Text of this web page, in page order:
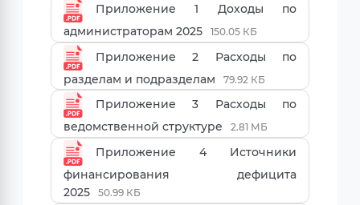
Приложение 1 Доходы по
администраторам 2025
150.05 КБ
Приложение 2 Расходы по
разделам и подразделам
79.92 КБ
Приложение 3 Расходы по
ведомственной структуре
2.81 МБ
Приложение 4 Источники
финансирования дефицита
2025
50.99 КБ